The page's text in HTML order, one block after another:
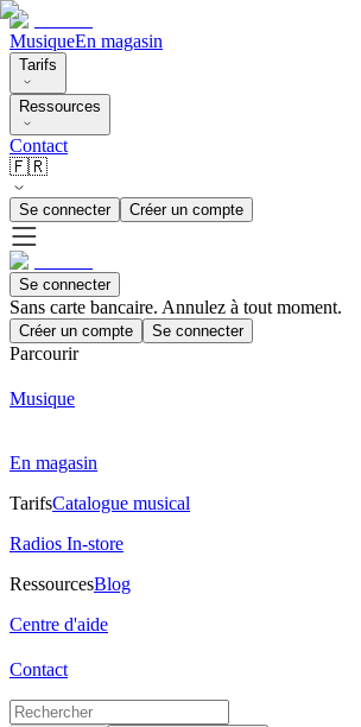
MusiqueEn magasin
Tarifs
Ressources
Contact
🇫🇷
Se connecter Créer un compte
Se connecter
Sans carte bancaire. Annulez à tout moment.
Créer un compte Se connecter
Parcourir
Musique
En magasin
TarifsCatalogue musical
Radios In-store
RessourcesBlog
Centre d'aide
Contact